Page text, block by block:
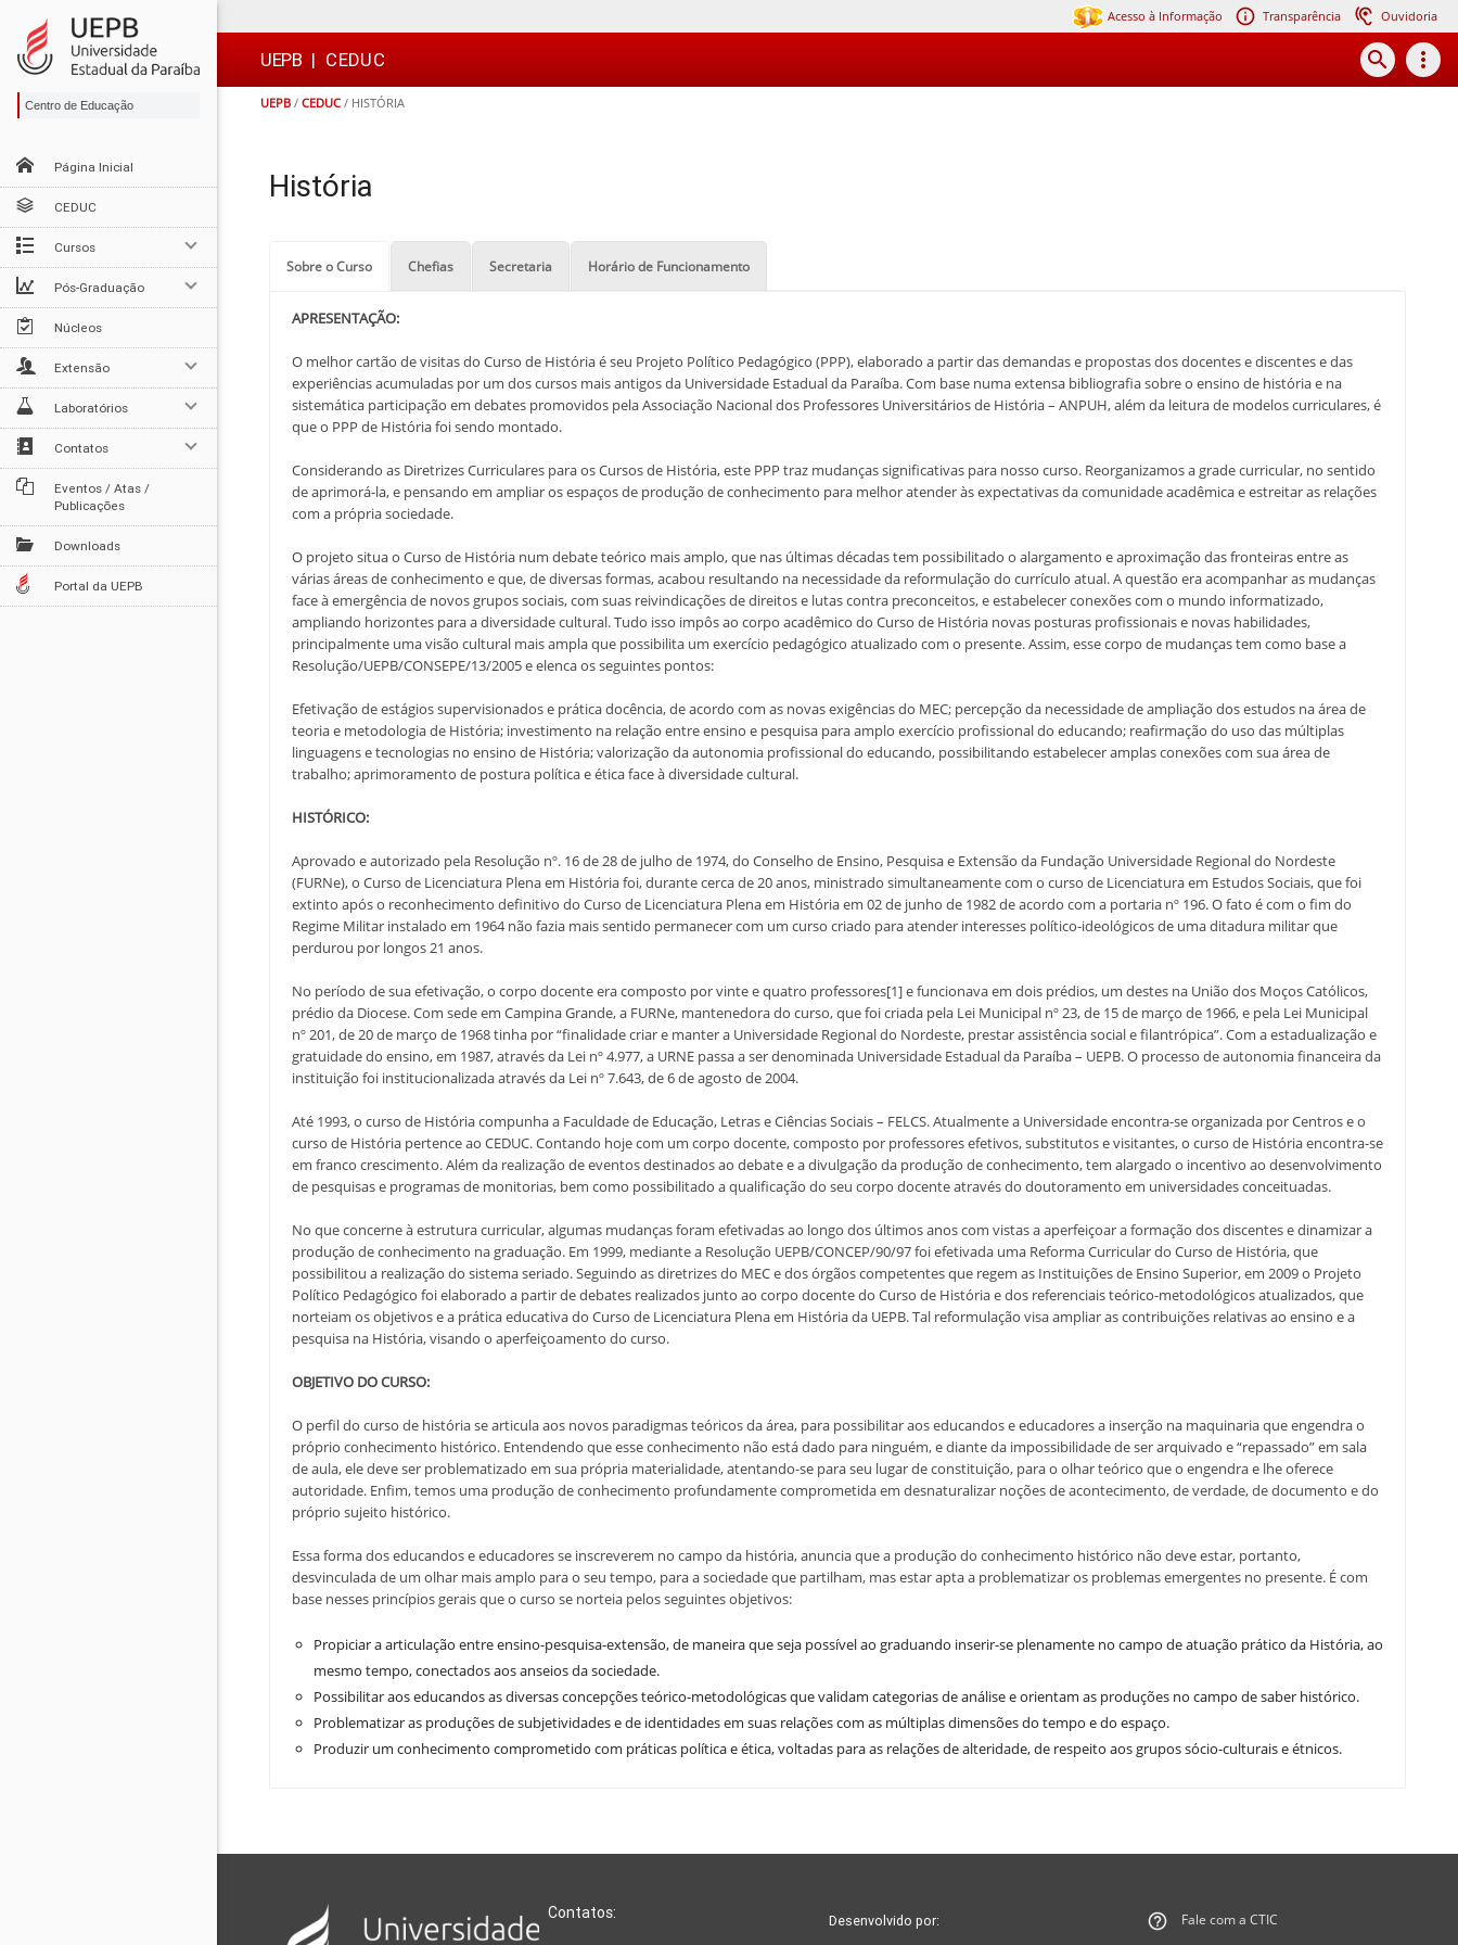
para
conteúdo
para
menu
para
busca
para
rodapé

Acesso à Informação Transparência Ouvidoria
UEPB | CEDUC search more_vert
UEPB / CEDUC / HISTÓRIA
Centro de Educação
Página Inicial
CEDUC
Cursos
Pós-Graduação
Núcleos
Extensão
Laboratórios
Contatos
Eventos / Atas /
Publicações
Downloads
Portal da UEPB
História
Sobre o Curso Chefias Secretaria Horário de Funcionamento
APRESENTAÇÃO:
O melhor cartão de visitas do Curso de História é seu Projeto Político Pedagógico (PPP), elaborado a partir das demandas e propostas dos docentes e discentes e das
experiências acumuladas por um dos cursos mais antigos da Universidade Estadual da Paraíba. Com base numa extensa bibliografia sobre o ensino de história e na
sistemática participação em debates promovidos pela Associação Nacional dos Professores Universitários de História – ANPUH, além da leitura de modelos curriculares, é
que o PPP de História foi sendo montado.
Considerando as Diretrizes Curriculares para os Cursos de História, este PPP traz mudanças significativas para nosso curso. Reorganizamos a grade curricular, no sentido
de aprimorá-la, e pensando em ampliar os espaços de produção de conhecimento para melhor atender às expectativas da comunidade acadêmica e estreitar as relações
com a própria sociedade.
O projeto situa o Curso de História num debate teórico mais amplo, que nas últimas décadas tem possibilitado o alargamento e aproximação das fronteiras entre as
várias áreas de conhecimento e que, de diversas formas, acabou resultando na necessidade da reformulação do currículo atual. A questão era acompanhar as mudanças
face à emergência de novos grupos sociais, com suas reivindicações de direitos e lutas contra preconceitos, e estabelecer conexões com o mundo informatizado,
ampliando horizontes para a diversidade cultural. Tudo isso impôs ao corpo acadêmico do Curso de História novas posturas profissionais e novas habilidades,
principalmente uma visão cultural mais ampla que possibilita um exercício pedagógico atualizado com o presente. Assim, esse corpo de mudanças tem como base a
Resolução/UEPB/CONSEPE/13/2005 e elenca os seguintes pontos:
Efetivação de estágios supervisionados e prática docência, de acordo com as novas exigências do MEC; percepção da necessidade de ampliação dos estudos na área de
teoria e metodologia de História; investimento na relação entre ensino e pesquisa para amplo exercício profissional do educando; reafirmação do uso das múltiplas
linguagens e tecnologias no ensino de História; valorização da autonomia profissional do educando, possibilitando estabelecer amplas conexões com sua área de
trabalho; aprimoramento de postura política e ética face à diversidade cultural.
HISTÓRICO:
Aprovado e autorizado pela Resolução nº. 16 de 28 de julho de 1974, do Conselho de Ensino, Pesquisa e Extensão da Fundação Universidade Regional do Nordeste
(FURNe), o Curso de Licenciatura Plena em História foi, durante cerca de 20 anos, ministrado simultaneamente com o curso de Licenciatura em Estudos Sociais, que foi
extinto após o reconhecimento definitivo do Curso de Licenciatura Plena em História em 02 de junho de 1982 de acordo com a portaria nº 196. O fato é com o fim do
Regime Militar instalado em 1964 não fazia mais sentido permanecer com um curso criado para atender interesses político-ideológicos de uma ditadura militar que
perdurou por longos 21 anos.
No período de sua efetivação, o corpo docente era composto por vinte e quatro professores[1] e funcionava em dois prédios, um destes na União dos Moços Católicos,
prédio da Diocese. Com sede em Campina Grande, a FURNe, mantenedora do curso, que foi criada pela Lei Municipal nº 23, de 15 de março de 1966, e pela Lei Municipal
nº 201, de 20 de março de 1968 tinha por “finalidade criar e manter a Universidade Regional do Nordeste, prestar assistência social e filantrópica”. Com a estadualização e
gratuidade do ensino, em 1987, através da Lei nº 4.977, a URNE passa a ser denominada Universidade Estadual da Paraíba – UEPB. O processo de autonomia financeira da
instituição foi institucionalizada através da Lei nº 7.643, de 6 de agosto de 2004.
Até 1993, o curso de História compunha a Faculdade de Educação, Letras e Ciências Sociais – FELCS. Atualmente a Universidade encontra-se organizada por Centros e o
curso de História pertence ao CEDUC. Contando hoje com um corpo docente, composto por professores efetivos, substitutos e visitantes, o curso de História encontra-se
em franco crescimento. Além da realização de eventos destinados ao debate e a divulgação da produção de conhecimento, tem alargado o incentivo ao desenvolvimento
de pesquisas e programas de monitorias, bem como possibilitado a qualificação do seu corpo docente através do doutoramento em universidades conceituadas.
No que concerne à estrutura curricular, algumas mudanças foram efetivadas ao longo dos últimos anos com vistas a aperfeiçoar a formação dos discentes e dinamizar a
produção de conhecimento na graduação. Em 1999, mediante a Resolução UEPB/CONCEP/90/97 foi efetivada uma Reforma Curricular do Curso de História, que
possibilitou a realização do sistema seriado. Seguindo as diretrizes do MEC e dos órgãos competentes que regem as Instituições de Ensino Superior, em 2009 o Projeto
Político Pedagógico foi elaborado a partir de debates realizados junto ao corpo docente do Curso de História e dos referenciais teórico-metodológicos atualizados, que
norteiam os objetivos e a prática educativa do Curso de Licenciatura Plena em História da UEPB. Tal reformulação visa ampliar as contribuições relativas ao ensino e a
pesquisa na História, visando o aperfeiçoamento do curso.
OBJETIVO DO CURSO:
O perfil do curso de história se articula aos novos paradigmas teóricos da área, para possibilitar aos educandos e educadores a inserção na maquinaria que engendra o
próprio conhecimento histórico. Entendendo que esse conhecimento não está dado para ninguém, e diante da impossibilidade de ser arquivado e “repassado” em sala
de aula, ele deve ser problematizado em sua própria materialidade, atentando-se para seu lugar de constituição, para o olhar teórico que o engendra e lhe oferece
autoridade. Enfim, temos uma produção de conhecimento profundamente comprometida em desnaturalizar noções de acontecimento, de verdade, de documento e do
próprio sujeito histórico.
Essa forma dos educandos e educadores se inscreverem no campo da história, anuncia que a produção do conhecimento histórico não deve estar, portanto,
desvinculada de um olhar mais amplo para o seu tempo, para a sociedade que partilham, mas estar apta a problematizar os problemas emergentes no presente. É com
base nesses princípios gerais que o curso se norteia pelos seguintes objetivos:
Propiciar a articulação entre ensino-pesquisa-extensão, de maneira que seja possível ao graduando inserir-se plenamente no campo de atuação prático da História, ao
mesmo tempo, conectados aos anseios da sociedade.
Possibilitar aos educandos as diversas concepções teórico-metodológicas que validam categorias de análise e orientam as produções no campo de saber histórico.
Problematizar as produções de subjetividades e de identidades em suas relações com as múltiplas dimensões do tempo e do espaço.
Produzir um conhecimento comprometido com práticas política e ética, voltadas para as relações de alteridade, de respeito aos grupos sócio-culturais e étnicos.
Contatos: Desenvolvido por:
Fale com a CTIC